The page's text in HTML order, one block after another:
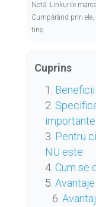
Notă: Linkurile
Cumpărând prin
tine.
Cuprins
importante
Pentru
NU este
Cum se